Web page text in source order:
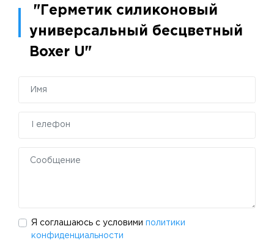
"Герметик силиконовый
универсальный бесцветный
Boxer U"
Я соглашаюсь с условими политики
конфиденциальности